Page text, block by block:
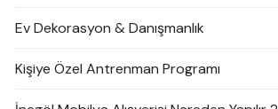
Ev Dekorasyon & Danışmanlık
Kişiye Özel Antrenman Programı